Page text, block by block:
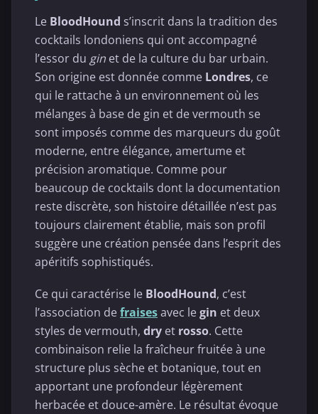
Le BloodHound s’inscrit dans la tradition des
cocktails londoniens qui ont accompagné
l’essor du gin et de la culture du bar urbain.
Son origine est donnée comme Londres, ce
qui le rattache à un environnement où les
mélanges à base de gin et de vermouth se
sont imposés comme des marqueurs du goût
moderne, entre élégance, amertume et
précision aromatique. Comme pour
beaucoup de cocktails dont la documentation
reste discrète, son histoire détaillée n’est pas
toujours clairement établie, mais son profil
suggère une création pensée dans l’esprit des
apéritifs sophistiqués.
Ce qui caractérise le BloodHound, c’est
l’association defraisesavec legin et deux
styles de vermouth, dry et rosso. Cette
combinaison relie la fraîcheur fruitée à une
structure plus sèche et botanique, tout en
apportant une profondeur légèrement
herbacée et douce-amère. Le résultat évoque